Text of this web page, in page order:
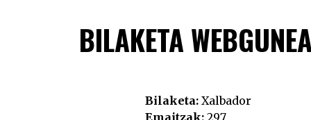
BILAKETA
Bilaketa: Xalbador
Emaitzak: 297